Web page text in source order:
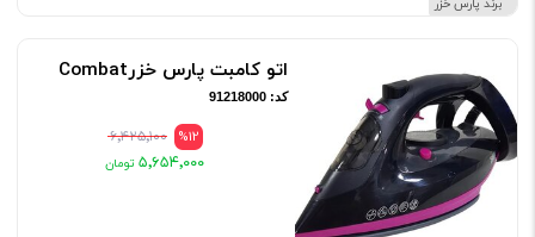
برند پارس خزر
اتو کامبت پارس خزرCombat
کد: 91218000
%12 ۶٬۴۲۵٬۱۰۰
۵٬۶۵۴٬۰۰۰